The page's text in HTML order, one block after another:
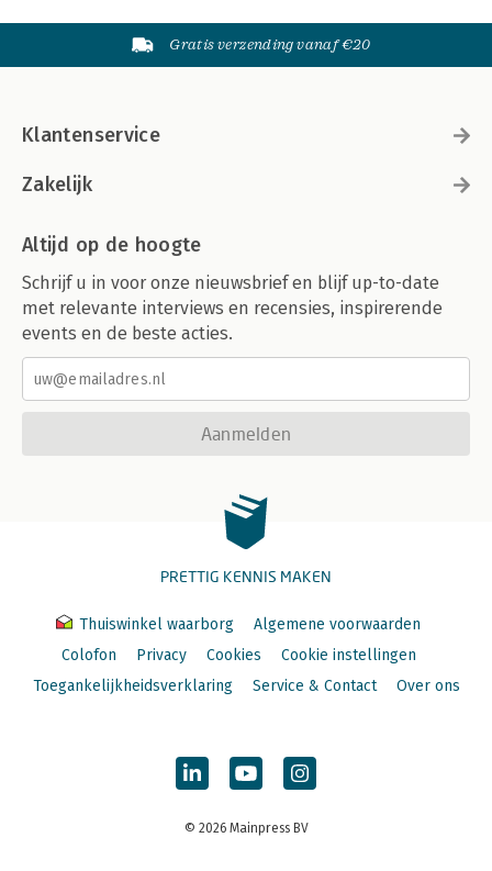
Gratis verzending vanaf €20
Klantenservice
Zakelijk
Altijd op de hoogte
Schrijf u in voor onze nieuwsbrief en blijf up-to-date
met relevante interviews en recensies, inspirerende
events en de beste acties.
Aanmelden
PRETTIG KENNIS MAKEN
Thuiswinkel waarborg
Algemene voorwaarden
Colofon
Privacy Cookies
Cookie instellingen
Toegankelijkheidsverklaring
Service & Contact Over ons
© 2026 Mainpress BV